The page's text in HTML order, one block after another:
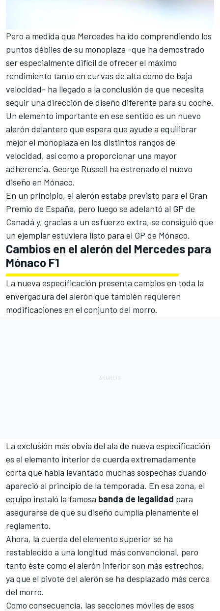
Pero a medida que Mercedes ha ido comprendiendo los
puntos débiles de su monoplaza -que ha demostrado
ser especialmente difícil de ofrecer el máximo
rendimiento tanto en curvas de alta como de baja
velocidad- ha llegado a la conclusión de que necesita
seguir una dirección de diseño diferente para su coche.
Un elemento importante en ese sentido es un nuevo
alerón delantero que espera que ayude a equilibrar
mejor el monoplaza en los distintos rangos de
velocidad, así como a proporcionar una mayor
adherencia. George Russell ha estrenado el nuevo
diseño en Mónaco.
En un principio, el alerón estaba previsto para el Gran
Premio de España, pero luego se adelantó al GP de
Canadá y, gracias a un esfuerzo extra, se consiguió que
un ejemplar estuviera listo para el GP de Mónaco.
Cambios en el alerón del Mercedes para
Mónaco F1
La nueva especificación presenta cambios en toda la
envergadura del alerón que también requieren
modificaciones en el conjunto del morro.
La exclusión más obvia del ala de nueva especificación
es el elemento interior de cuerda extremadamente
corta que había levantado muchas sospechas cuando
apareció al principio de la temporada. En esa zona, el
equipo instaló la famosa banda de legalidad para
asegurarse de que su diseño cumplía plenamente el
reglamento.
Ahora, la cuerda del elemento superior se ha
restablecido a una longitud más convencional, pero
tanto éste como el alerón inferior son más estrechos,
ya que el pivote del alerón se ha desplazado más cerca
del morro.
Como consecuencia, las secciones móviles de esos